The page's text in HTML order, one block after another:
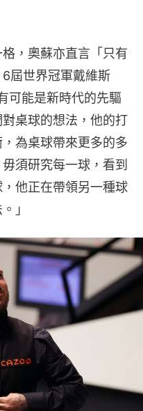
，奧蘇亦直言「只有
屆世界冠軍戴維斯
可能是新時代的先驅
桌球的想法，他的打
為桌球帶來更多的多
須研究每一球，看到
他正在帶領另一種球
」